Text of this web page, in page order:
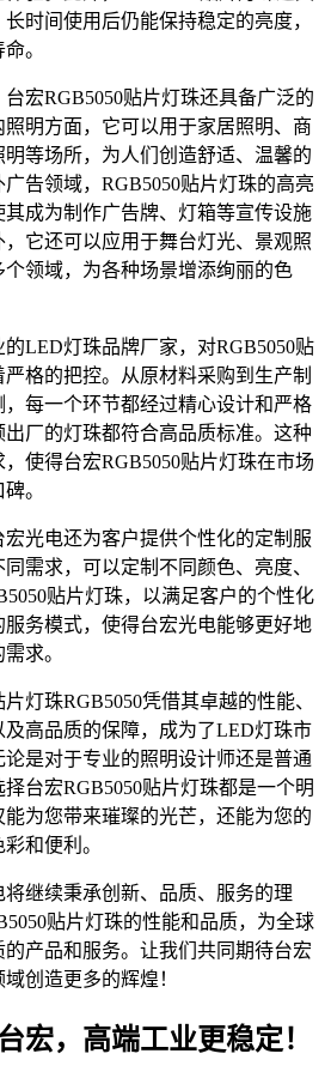
时间使用后仍能保持稳定的亮度，
。
宏RGB5050贴片灯珠还具备广泛的
明方面，它可以用于家居照明、商
等场所，为人们创造舒适、温馨的
告领域，RGB5050贴片灯珠的高亮
其成为制作广告牌、灯箱等宣传设施
它还可以应用于舞台灯光、景观照
个领域，为各种场景增添绚丽的色
LED灯珠品牌厂家，对RGB5050贴
格的把控。从原材料采购到生产制
每一个环节都经过精心设计和严格
厂的灯珠都符合高品质标准。这种
使得台宏RGB5050贴片灯珠在市场
。
光电还为客户提供个性化的定制服
需求，可以定制不同颜色、亮度、
贴片灯珠，以满足客户的个性化
服务模式，使得台宏光电能够更好地
求。
灯珠RGB5050凭借其卓越的性能、
及高品质的保障，成为了LED灯珠市
是对于专业的照明设计师还是普通
台宏RGB5050贴片灯珠都是一个明
为您带来璀璨的光芒，还能为您的
和便利。
继续秉承创新、品质、服务的理
贴片灯珠的性能和品质，为全球
产品和服务。让我们共同期待台宏
创造更多的辉煌！
宏，高端工业更稳定！